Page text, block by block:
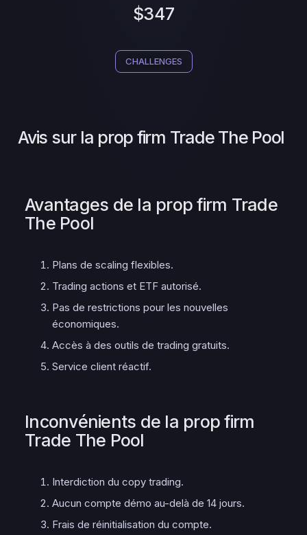
$347
CHALLENGES
Avis sur la prop firm Trade The Pool
Avantages de la prop firm Trade
The Pool
Plans de scaling flexibles.
Trading actions et ETF autorisé.
Pas de restrictions pour les nouvelles
économiques.
Accès à des outils de trading gratuits.
Service client réactif.
Inconvénients de la prop firm
Trade The Pool
Interdiction du copy trading.
Aucun compte démo au-delà de 14 jours.
Frais de réinitialisation du compte.